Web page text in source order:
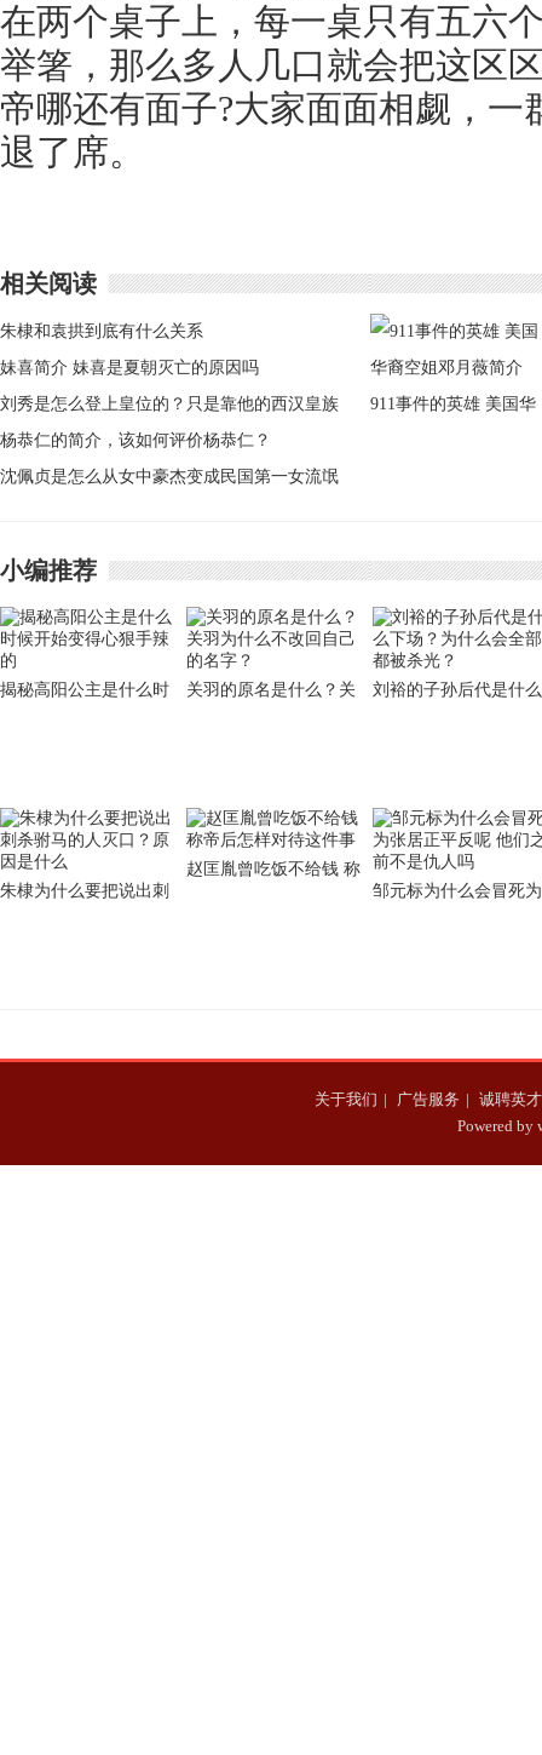
在两个桌子上，每一桌只有五六
举箸，那么多人几口就会把这区
帝哪还有面子?大家面面相觑，
退了席。
相关阅读
朱棣和袁拱到底有什么关系
妹喜简介 妹喜是夏朝灭亡的原因吗
刘秀是怎么登上皇位的？只是靠他的西汉皇族
血统吗？
杨恭仁的简介，该如何评价杨恭仁？
沈佩贞是怎么从女中豪杰变成民国第一女流氓
911事件的英雄 美国华
小编推荐
揭秘高阳公主是什么时
关羽的原名是什么？关
刘裕的子孙后代是什么
朱棣为什么要把说出刺
赵匡胤曾吃饭不给钱 称
邹元标为什么会冒死为
关于我们 | 广告服务 | 诚聘英才
Powered by